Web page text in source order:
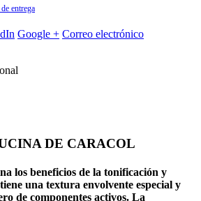
entrega
Google + Correo electrónico
DE CARACOL
los beneficios de la tonificación y
una textura envolvente especial y
de componentes activos. La